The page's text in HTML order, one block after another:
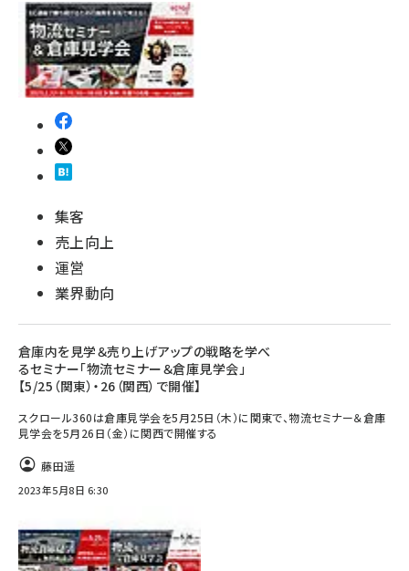
集客
売上向上
運営
業界動向
倉庫内を見学＆売り上げアップの戦略を学べ
るセミナー「物流セミナー＆倉庫見学会」
【5/25（関東）・26（関西）で開催】
スクロール360は倉庫見学会を5月25日（木）に関東で、物流セミナー＆倉庫
見学会を5月26日（金）に関西で開催する
藤田遥
2023年5月8日 6:30